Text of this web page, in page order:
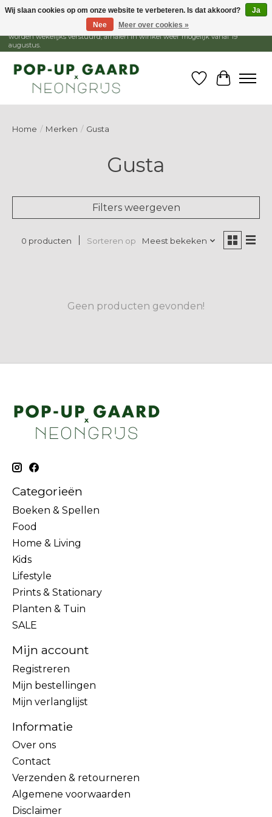
1 - 15 augustus is de winkel gesloten, webshop blijft open. Bestellingen
worden wekelijks verstuurd, afhalen in winkel weer mogelijk vanaf 19
augustus.
Verlanglijst
Home / Merken / Gusta
Gusta
Filters weergeven
0 producten Sorteren op Meest bekeken
Geen producten gevonden!
Categorieën
Boeken & Spellen
Food
Home & Living
Kids
Lifestyle
Prints & Stationary
Planten & Tuin
SALE
Mijn account
Registreren
Mijn bestellingen
Mijn verlanglijst
Informatie
Over ons
Contact
Verzenden & retourneren
Algemene voorwaarden
Disclaimer
Wij slaan cookies op om onze website te verbeteren. Is dat akkoord?
Ja
Nee
Meer over cookies »